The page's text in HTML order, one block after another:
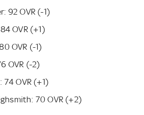
92 OVR (-1)
OVR (+1)
OVR (-1)
OVR (-2)
74 OVR (+1)
70 OVR (+2)